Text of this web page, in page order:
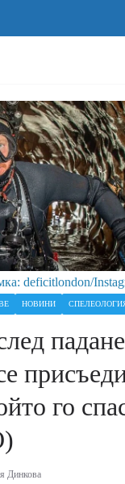
deficitlondon/
НОВИНИ
го
Динкова